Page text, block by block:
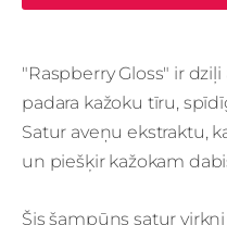
"Raspberry Gloss" ir
padara kažoku tīru,
Satur aveņu ekstraktu,
un piešķir kažokam
Šis šampūns satur